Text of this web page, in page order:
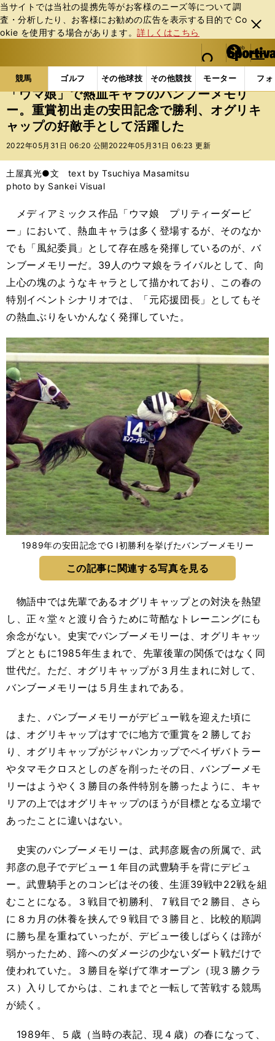
当サイトでは当社の提携先等がお客様のニーズ等について調
査・分析したり、お客様にお勧めの広告を表⽰する⽬的で Co
okie を使⽤する場合があります。詳しくはこちら
閉じ
る
web Sportiva (webスポルティーバ)
検索
マイペ
ー
ジ
メニュ
競馬 ゴルフ その他球技 その他競技 モーター フ
b
ス
ポ
ル
テ
ー
バ
競馬の記事一覧 競馬 「ウマ娘」で熱血キャラのバ
「ウマ娘」で熱血キャラのバンブーメモリ
ー。重賞初出走の安田記念で勝利、オグリキ
ャップの好敵手として活躍した
2022年05月31日 06:20 公開 2022年05月31日 06:23 更新
土屋真光●文 text by Tsuchiya Masamitsu
photo by Sankei Visual
メディアミックス作品「ウマ娘 プリティーダービ
ー」において、熱血キャラは多く登場するが、そのなか
でも「風紀委員」として存在感を発揮しているのが、バ
ンブーメモリーだ。39人のウマ娘をライバルとして、向
上心の塊のようなキャラとして描かれており、この春の
特別イベントシナリオでは、「元応援団長」としてもそ
の熱血ぶりをいかんなく発揮していた。
1989年の安田記念でG I初勝利を挙げたバンブーメモリー
この記事に関連する写真を見る
物語中では先輩であるオグリキャップとの対決を熱望
し、正々堂々と渡り合うために苛酷なトレーニングにも
余念がない。史実でバンブーメモリーは、オグリキャッ
プとともに1985年生まれで、先輩後輩の関係ではなく同
世代だ。ただ、オグリキャップが３月生まれに対して、
バンブーメモリーは５月生まれである。
また、バンブーメモリーがデビュー戦を迎えた頃に
は、オグリキャップはすでに地方で重賞を２勝してお
り、オグリキャップがジャパンカップでペイザバトラー
やタマモクロスとしのぎを削ったその日、バンブーメモ
リーはようやく３勝目の条件特別を勝ったように、キャ
リアの上ではオグリキャップのほうが目標となる立場で
あったことに違いはない。
史実のバンブーメモリーは、武邦彦厩舎の所属で、武
邦彦の息子でデビュー１年目の武豊騎手を背にデビュ
ー。武豊騎手とのコンビはその後、生涯39戦中22戦を組
むことになる。３戦目で初勝利、７戦目で２勝目、さら
に８カ月の休養を挟んで９戦目で３勝目と、比較的順調
に勝ち星を重ねていったが、デビュー後しばらくは蹄が
弱かったため、蹄へのダメージの少ないダート戦だけで
使われていた。３勝目を挙げて準オープン（現３勝クラ
ス）入りしてからは、これまでと一転して苦戦する競馬
が続く。
1989年、５歳（当時の表記、現４歳）の春になって、